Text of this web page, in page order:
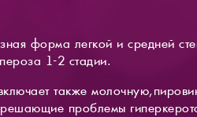
форма легкой и средней
1-2 стадии.
также
решающие проблемы